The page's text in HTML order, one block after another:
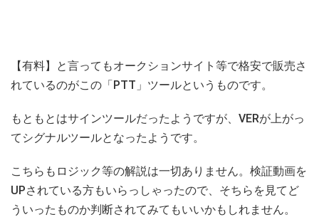
【有料】と言ってもオークションサイト等で格安で販売さ
れているのがこの「PTT」ツールというものです。
もともとはサインツールだったようですが、VERが上がっ
てシグナルツールとなったようです。
こちらもロジック等の解説は一切ありません。検証動画を
UPされている方もいらっしゃったので、そちらを見てど
ういったものか判断されてみてもいいかもしれません。